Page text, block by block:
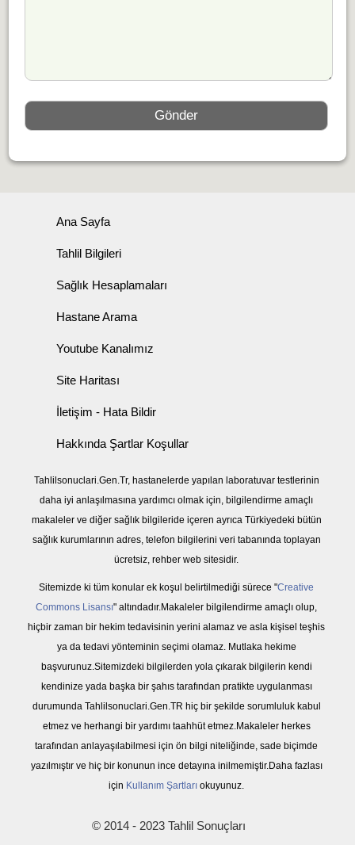
Ana Sayfa
Tahlil Bilgileri
Sağlık Hesaplamaları
Hastane Arama
Youtube Kanalımız
Site Haritası
İletişim - Hata Bildir
Hakkında Şartlar Koşullar
Tahlilsonuclari.Gen.Tr, hastanelerde yapılan laboratuvar testlerinin
daha iyi anlaşılmasına yardımcı olmak için, bilgilendirme amaçlı
makaleler ve diğer sağlık bilgileride içeren ayrıca Türkiyedeki bütün
sağlık kurumlarının adres, telefon bilgilerini veri tabanında toplayan
ücretsiz, rehber web sitesidir.
Sitemizde ki tüm konular ek koşul belirtilmediği sürece "Creative
Commons Lisansı" altındadır.Makaleler bilgilendirme amaçlı olup,
hiçbir zaman bir hekim tedavisinin yerini alamaz ve asla kişisel teşhis
ya da tedavi yönteminin seçimi olamaz. Mutlaka hekime
başvurunuz.Sitemizdeki bilgilerden yola çıkarak bilgilerin kendi
kendinize yada başka bir şahıs tarafından pratikte uygulanması
durumunda Tahlilsonuclari.Gen.TR hiç bir şekilde sorumluluk kabul
etmez ve herhangi bir yardımı taahhüt etmez.Makaleler herkes
tarafından anlayaşılabilmesi için ön bilgi niteliğinde, sade biçimde
yazılmıştır ve hiç bir konunun ince detayına inilmemiştir.Daha fazlası
için Kullanım Şartları okuyunuz.
© 2014 - 2023 Tahlil Sonuçları